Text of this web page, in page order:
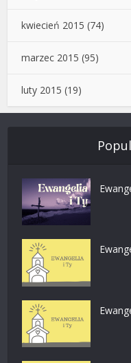
kwiecień 2015 (74)
marzec 2015 (95)
luty 2015 (19)